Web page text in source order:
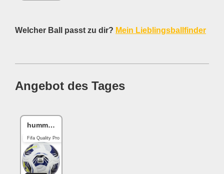
Welcher Ball passt zu dir? Mein Lieblingsballfinder
Angebot des Tages
hummel hmlLEGACY
Fifa Quality Pro